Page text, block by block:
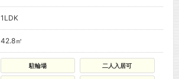
1LDK
42.8㎡
駐輪場 二人入居可